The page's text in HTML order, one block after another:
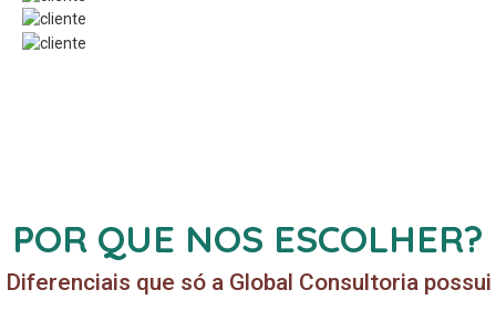
POR QUE NOS ESCOLHER?
Diferenciais que só a Global Consultoria possui